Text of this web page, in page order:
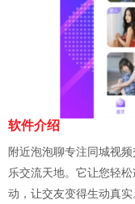
软件介绍
附近泡泡聊专注同城视
乐交流天地。它让您轻
动，让交友变得生动真